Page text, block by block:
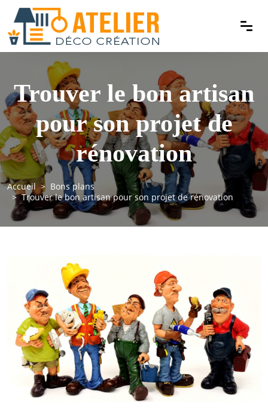
Trouver le bon artisan
pour son projet de
rénovation
Accueil
Bons plans
Trouver le bon artisan pour son projet de rénovation